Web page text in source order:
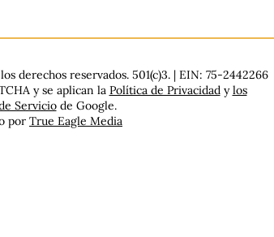
derechos reservados. 501(c)3. | EIN: 75-2442266
y se aplican la Política de Privacidadylos
Serviciode Google.
por True Eagle Media